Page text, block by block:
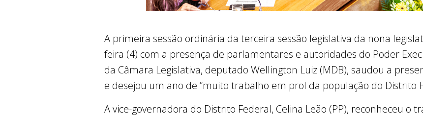
A primeira sessão ordinária da terceira sessão legislativa da nona
feira (4) com a presença de parlamentares e autoridades do Poder
da Câmara Legislativa, deputado Wellington Luiz (MDB), saudou a
e desejou um ano de “muito trabalho em prol da população do Distrito
A vice-governadora do Distrito Federal, Celina Leão (PP), reconheceu o